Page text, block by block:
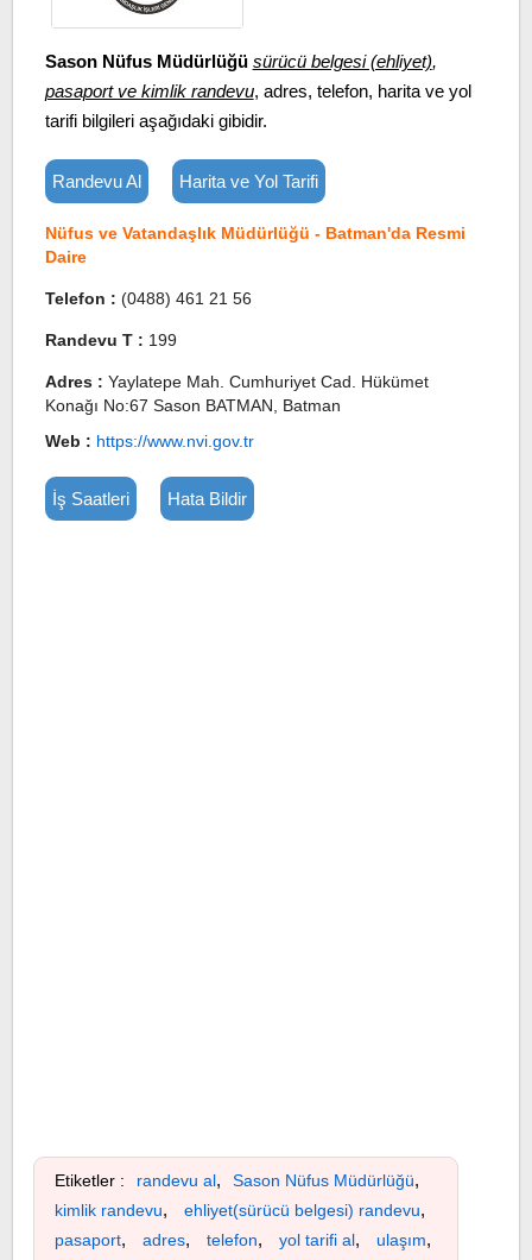
Sason Nüfus Müdürlüğü sürücü belgesi (ehliyet),
pasaport ve kimlik randevu, adres, telefon, harita ve yol
tarifi bilgileri aşağıdaki gibidir.
Randevu Al Harita ve Yol Tarifi
Nüfus ve Vatandaşlık Müdürlüğü - Batman'da Resmi
Daire
Telefon : (0488) 461 21 56
Randevu T : 199
Adres : Yaylatepe Mah. Cumhuriyet Cad. Hükümet
Konağı No:67 Sason BATMAN, Batman
Web : https://www.nvi.gov.tr
İş Saatleri Hata Bildir
Etiketler : randevu al, Sason Nüfus Müdürlüğü,
kimlik randevu, ehliyet(sürücü belgesi) randevu,
pasaport, adres, telefon, yol tarifi al, ulaşım,